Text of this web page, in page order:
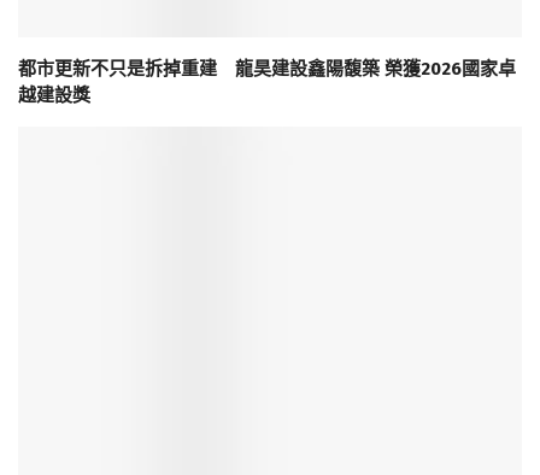
都市更新不只是拆掉重建 龍昊建設鑫陽馥築 榮獲2026國家卓
越建設獎